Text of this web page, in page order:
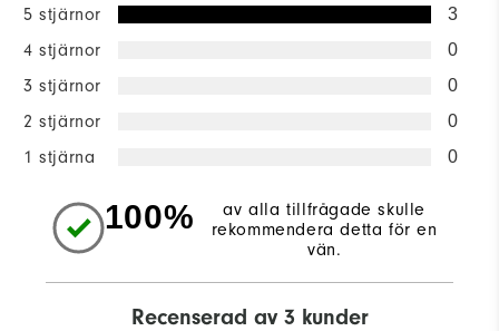
5 stjärnor 3
4 stjärnor 0
3 stjärnor 0
2 stjärnor 0
1 stjärna 0
100%
av alla tillfrågade skulle
rekommendera detta för en
vän.
Recenserad av 3 kunder